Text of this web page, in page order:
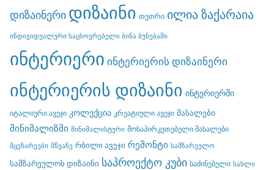
დიზაინერი დიზაინი თეთრი ილია ზაქარაია
ინდივიდუალური საცხოვრებელი ბინა ბუნებაში
ინტერიერი ინტერიერის დიზაინერი
ინტერიერის დიზაინი ინტერიერში
იტალიური ავეჯი კოლექცია კრეატიული ავეჯი მასალები
მინიმალიზმი მინიმალისტური მოსაპირკეთებელი მასალები
მცენარეები მწვანე რბილი ავეჯი რემონტი სამზარეულო
სამზარეულოს დიზაინი საპროექტო კუბი საძინებელი სახლი